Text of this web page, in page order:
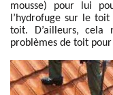
mousse) pour lui
l’hydrofuge sur le
toit. D’ailleurs, cela
problèmes de toit